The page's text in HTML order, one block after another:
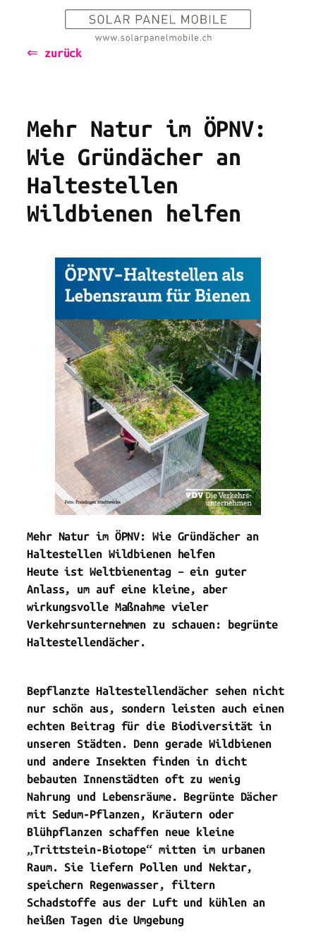
Inhalt⇐ zurück
Mehr Natur im ÖPNV:
Wie Gründächer an
Haltestellen
Wildbienen helfen
Mehr Natur im ÖPNV: Wie Gründächer an
Haltestellen Wildbienen helfen
Heute ist Weltbienentag – ein guter
Anlass, um auf eine kleine, aber
wirkungsvolle Maßnahme vieler
Verkehrsunternehmen zu schauen: begrünte
Haltestellendächer.
Bepflanzte Haltestellendächer sehen nicht
nur schön aus, sondern leisten auch einen
echten Beitrag für die Biodiversität in
unseren Städten. Denn gerade Wildbienen
und andere Insekten finden in dicht
bebauten Innenstädten oft zu wenig
Nahrung und Lebensräume. Begrünte Dächer
mit Sedum-Pflanzen, Kräutern oder
Blühpflanzen schaffen neue kleine
„Trittstein-Biotope“ mitten im urbanen
Raum. Sie liefern Pollen und Nektar,
speichern Regenwasser, filtern
Schadstoffe aus der Luft und kühlen an
heißen Tagen die Umgebung